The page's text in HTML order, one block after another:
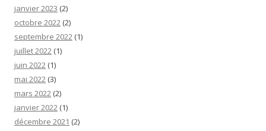
janvier 2023 (2)
octobre 2022 (2)
septembre 2022 (1)
juillet 2022 (1)
juin 2022 (1)
mai 2022 (3)
mars 2022 (2)
janvier 2022 (1)
décembre 2021 (2)